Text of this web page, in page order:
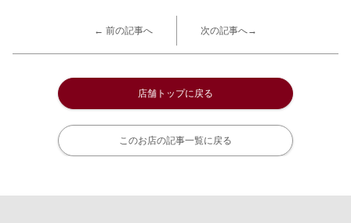
← 前の記事へ 次の記事へ→
店舗トップに戻る
このお店の記事一覧に戻る